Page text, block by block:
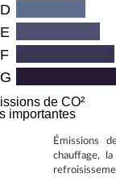
D
E
F
G
de CO²
importantes
Émissions
chauffage,